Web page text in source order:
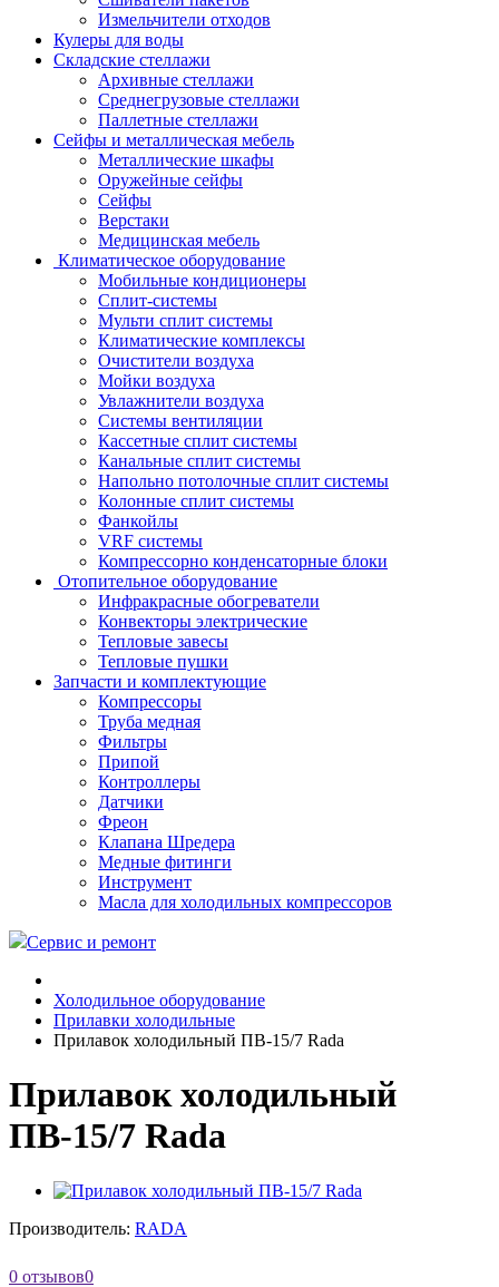
Измельчители отходов
Кулеры для воды
Складские стеллажи
Архивные стеллажи
Среднегрузовые стеллажи
Паллетные стеллажи
Сейфы и металлическая мебель
Металлические шкафы
Оружейные сейфы
Сейфы
Верстаки
Медицинская мебель
Климатическое оборудование
Мобильные кондиционеры
Сплит-системы
Мульти сплит системы
Климатические комплексы
Очистители воздуха
Мойки воздуха
Увлажнители воздуха
Системы вентиляции
Кассетные сплит системы
Канальные сплит системы
Напольно потолочные сплит системы
Колонные сплит системы
Фанкойлы
VRF системы
Компрессорно конденсаторные блоки
Отопительное оборудование
Инфракрасные обогреватели
Конвекторы электрические
Тепловые завесы
Тепловые пушки
Запчасти и комплектующие
Компрессоры
Труба медная
Фильтры
Припой
Контроллеры
Датчики
Фреон
Клапана Шредера
Медные фитинги
Инструмент
Масла для холодильных компрессоров
Сервис и ремонт
Холодильное оборудование
Прилавки холодильные
Прилавок холодильный ПВ-15/7 Rada
Прилавок холодильный
ПВ-15/7 Rada
Производитель: RADA
0 отзывов0